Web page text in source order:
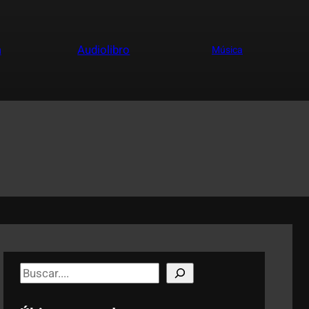
Audiolibro Música
S
e